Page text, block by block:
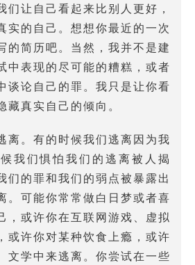
们让自己看起来比别人更好，
实的自己。想想你最近的一次
的简历吧。当然，我并不是建
中表现的尽可能的糟糕，或者
谈论自己的罪。我只是让你看
藏真实自己的倾向。
离。有的时候我们逃离因为我
我们惧怕我们的逃离被人揭
们的罪和我们的弱点被暴露出
。可能你常常做白日梦或者喜
，或许你在互联网游戏、虚拟
或许你对某种饮食上瘾，或许
文学中来逃离。你尝试在一些